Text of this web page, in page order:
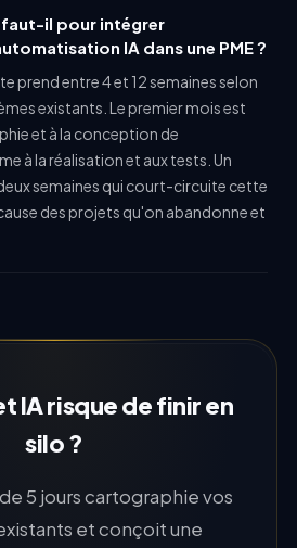
il pour intégrer
IA dans une PME ?
prend entre 4 et 12 semaines selon
existants. Le premier mois est
et à la conception de
à la réalisation et aux tests. Un
semaines qui court-circuite cette
des projets qu'on abandonne et
IA risque de finir en
silo ?
5 jours cartographie vos
et conçoit une